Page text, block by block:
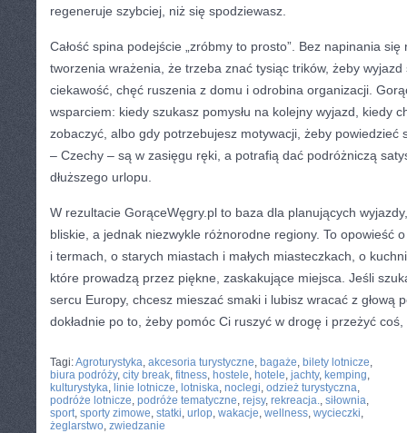
regeneruje szybciej, niż się spodziewasz.
Całość spina podejście „zróbmy to prosto”. Bez napinania
tworzenia wrażenia, że trzeba znać tysiąc trików, żeby wyjazd
ciekawość, chęć ruszenia z domu i odrobina organizacji.
wsparciem: kiedy szukasz pomysłu na kolejny wyjazd, kiedy
zobaczyć, albo gdy potrzebujesz motywacji, żeby powiedzieć
– Czechy – są w zasięgu ręki, a potrafią dać podróżniczą
dłuższego urlopu.
W rezultacie GorąceWęgry.pl to baza dla planujących
bliskie, a jednak niezwykle różnorodne regiony. To opowieść
i termach, o starych miastach i małych miasteczkach, o
które prowadzą przez piękne, zaskakujące miejsca. Jeśli
sercu Europy, chcesz mieszać smaki i lubisz wracać z głową
dokładnie po to, żeby pomóc Ci ruszyć w drogę i przeżyć coś,
Tagi:Agroturystyka, akcesoria turystyczne, bagaże, bilety lotnicze,
biura podróży, city break, fitness, hostele, hotele, jachty, kemping,
kulturystyka, linie lotnicze, lotniska, noclegi, odzież turystyczna,
podróże lotnicze, podróże tematyczne, rejsy, rekreacja., siłownia,
sport, sporty zimowe, statki, urlop, wakacje, wellness, wycieczki,
żeglarstwo, zwiedzanie